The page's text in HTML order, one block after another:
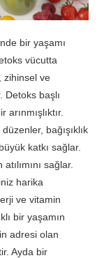
bir yaşamı
vücutta
zihinsel ve
Detoks başlı
bağışıklık
katkı sağlar.
sağlar.
harika
ve vitamin
bir yaşamın
adresi olan
Ayda bir